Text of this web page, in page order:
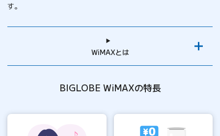
す。
WiMAXとは
BIGLOBE WiMAXの特長